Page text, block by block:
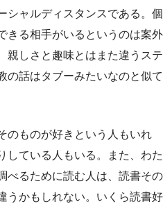
シャルディスタンスである。個
きる相手がいるというのは案外
親しさと趣味とはまた違うステ
の話はタブーみたいなのと似て
のものが好きという人もいれ
している人もいる。また、わた
べるために読む人は、読書その
うかもしれない。いくら読書好